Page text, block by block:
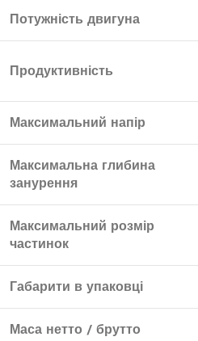
Потужність двигуна
Продуктивність
Максимальний напір
Максимальна глибина
занурення
Максимальний розмір
частинок
Габарити в упаковці
Маса нетто / брутто